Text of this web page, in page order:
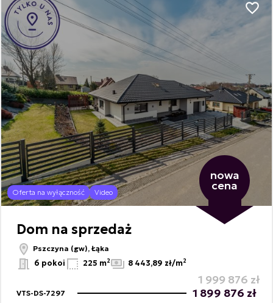
Oferta na wyłączność Video
nowa
cena
Dom na sprzedaż
Pszczyna (gw), Łąka
6 pokoi 225 m2 8 443,89 zł/m2
1 999 876 zł
VTS-DS-7297 1 899 876 zł